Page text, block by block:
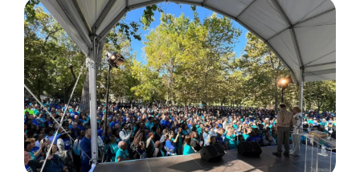
MORADAS
DOAÇÕES
Pesquisar